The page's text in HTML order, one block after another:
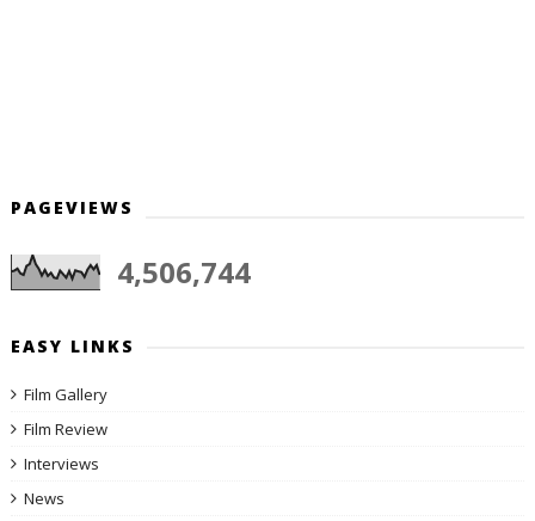
PAGEVIEWS
4,506,744
EASY LINKS
Film Gallery
Film Review
Interviews
News